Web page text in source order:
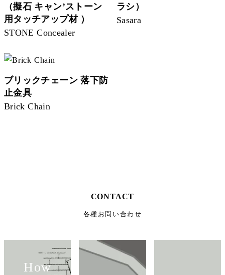
（擬石 キャン’ストーン
用タッチアップ材 ）
STONE Concealer
ラシ）
Sasara
ブリックチェーン 落下防
止金具
Brick Chain
CONTACT
各種お問い合わせ
How